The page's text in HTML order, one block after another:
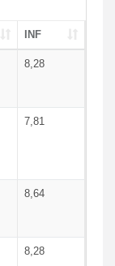
INF
8,28
7,81
8,64
8,28